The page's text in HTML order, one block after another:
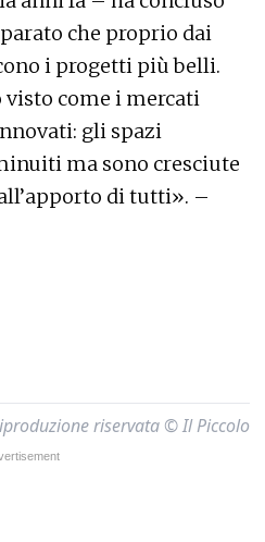
che proprio dai
i progetti più belli.
visto come i mercati
gli spazi
ma sono cresciute
di tutti». –
riservata © Il Piccolo